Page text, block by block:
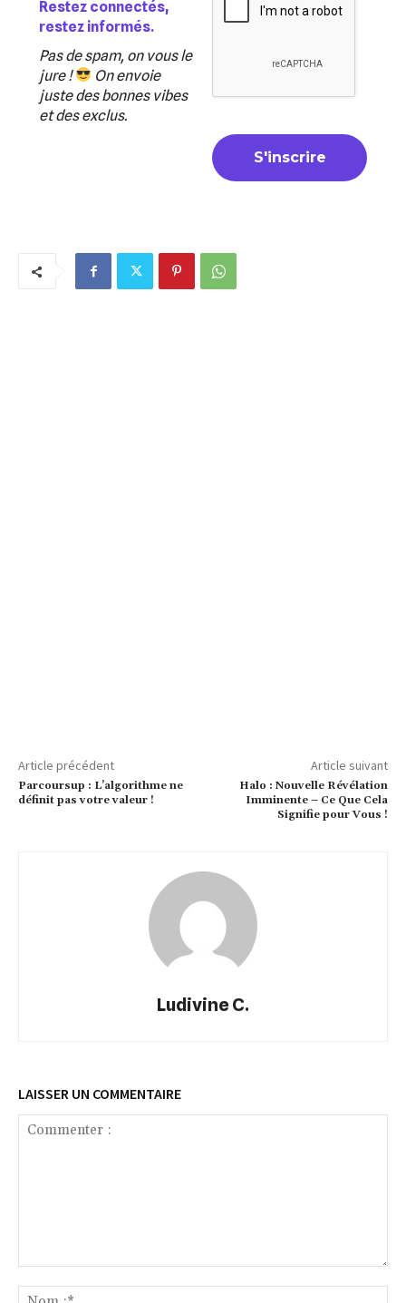
Restez connectés,
restez informés.
Pas de spam, on vous le
jure !
On envoie
juste des bonnes vibes
et des exclus.
Article précédent
Parcoursup : L’algorithme ne
définit pas votre valeur !
Article suivant
Halo : Nouvelle Révélation
Imminente – Ce Que Cela
Signifie pour Vous !
Ludivine C.
LAISSER UN COMMENTAIRE